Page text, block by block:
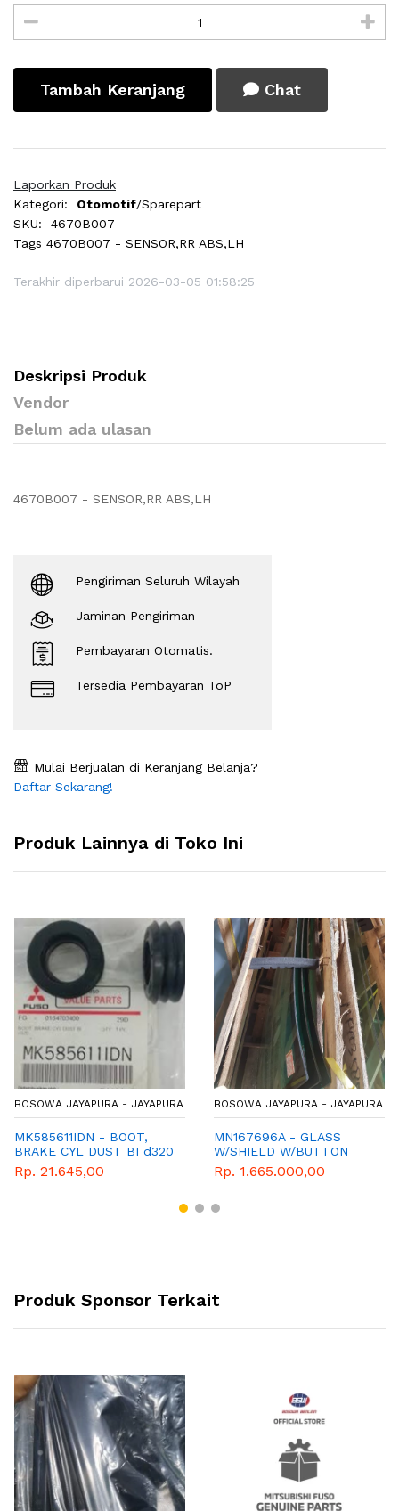
Tambah Keranjang Chat
Laporkan Produk
Kategori:
Otomotif/Sparepart
SKU:
4670B007
Tags 4670B007 - SENSOR,RR ABS,LH
Terakhir diperbarui 2026-03-05 01:58:25
Deskripsi Produk
Vendor
Belum ada ulasan
4670B007 - SENSOR,RR ABS,LH
Pengiriman Seluruh Wilayah
Jaminan Pengiriman
Pembayaran Otomatis.
Tersedia Pembayaran ToP
Mulai Berjualan di Keranjang Belanja?
Daftar Sekarang!
Produk Lainnya di Toko Ini
BOSOWA JAYAPURA - JAYAPURA
MK585611IDN - BOOT,
BRAKE CYL DUST BI d320
Rp. 21.645,00
BOSOWA JAYAPURA - JAYAPURA
MN167696A - GLASS
W/SHIELD W/BUTTON
SHADEB
Rp. 1.665.000,00
Produk Sponsor Terkait